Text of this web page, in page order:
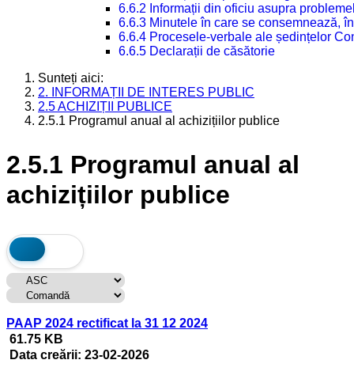
6.6.2 Informații din oficiu asupra
6.6.3 Minutele în care se consemnează,
6.6.4 Procesele-verbale ale ședințelor
6.6.5 Declarații de căsătorie
Sunteți aici:
2. INFORMAȚII DE INTERES PUBLIC
2.5 ACHIZIȚII PUBLICE
2.5.1 Programul anual al achizițiilor publice
2.5.1 Programul anual al
achizițiilor publice
PAAP 2024 rectificat la 31 12 2024
61.75 KB
Data creării: 23-02-2026